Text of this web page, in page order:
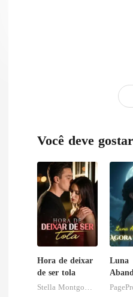
Você deve gostar
Hora de deixar
de ser tola
Luna
Agora